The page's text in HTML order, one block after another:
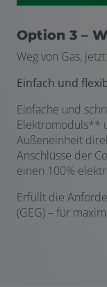
Option 3 –
Weg von Gas,
Einfach und
Einfache und
Elektromoduls**
Außeneinheit
Anschlüsse der
einen 100%
Erfüllt die
(GEG) – für